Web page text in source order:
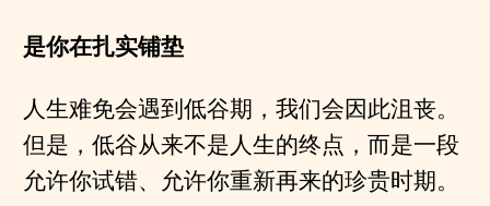
是你在扎实铺垫
人生难免会遇到低谷期，我们会因此沮丧。
但是，低谷从来不是人生的终点，而是一段
允许你试错、允许你重新再来的珍贵时期。